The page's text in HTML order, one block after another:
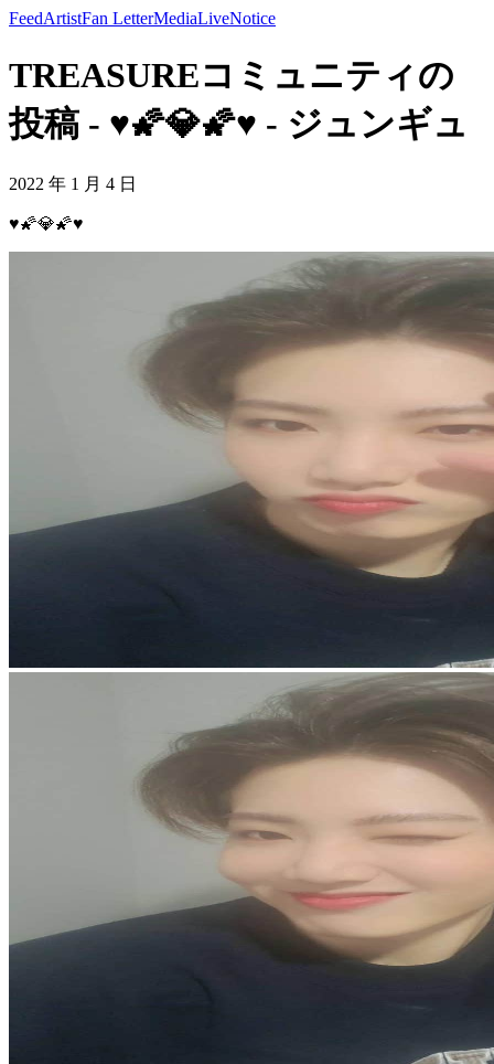
FeedArtistFan LetterMediaLiveNotice
TREASUREコミュニティの
投稿 - ♥️🌠💎🌠♥️ - ジュンギュ
2022 年 1 月 4 日
♥️🌠💎🌠♥️